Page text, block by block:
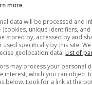
idati del veicolo,
etarganon
auto;
non è leggibile o
non completate;
arriva dopo 90
more
data will be processed and
(cookies, unique identifiers,
stored by, accessed by and
used specifically by this site.
geolocation data. List of
may process your personal
interest, which you can object
below. Look for a link at the